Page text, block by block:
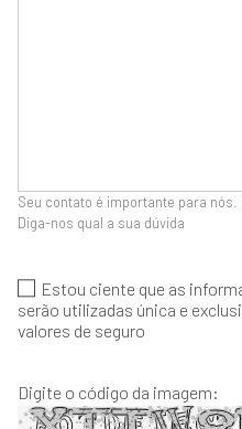
Seu contato é importante para nós.
Diga-nos qual a sua dúvida
Estou ciente que as
serão utilizadas única e
valores de seguro
Digite o código da imagem: